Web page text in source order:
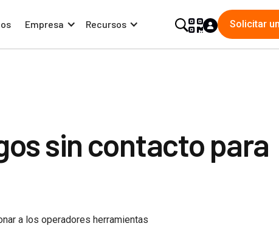
Empresa Recursos Solicitar
sin contacto para
a los operadores herramientas